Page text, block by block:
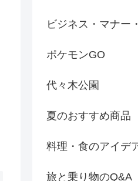
ビジネス・マナー
ポケモンGO
代々木公園
夏のおすすめ商品
料理・食のアイデ
旅と乗り物のQ&A